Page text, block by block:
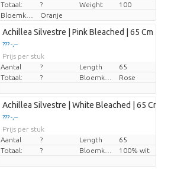
Totaal:
? Weight
100
Bloemkleur
Oranje
Achillea Silvestre | Pink Bleached | 65 Cm |
??? -,--
Prijs per stuk
Aantal
? Length
65
Totaal:
? Rose
Achillea Silvestre | White Bleached | 65 Cm |
??? -,--
Prijs per stuk
Aantal
? Length
65
Totaal:
? 100% wit